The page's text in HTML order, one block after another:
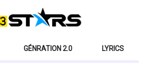
GÉNRATION 2.0 LYRICS